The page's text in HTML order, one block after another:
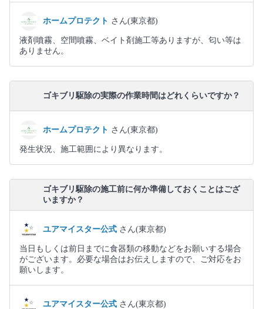
ホームプロテクト さん(東京都)
液剤噴霧、空間噴霧、ベイト剤施工等ありますが、匂い等は
ありません。
ゴキブリ駆除の実際の作業時間はどれくらいですか？
ホームプロテクト さん(東京都)
発生状況、施工範囲により異なります。
ゴキブリ駆除の施工前に何か準備しておくことはござ
いますか？
ユアマイスター公式 さん(東京都)
当日もしくは前日までに食器類の移動などをお願いする場合
がございます。必要な場合はお伝えしますので、ご対応をお
願いします。
ユアマイスター公式 さん(東京都)